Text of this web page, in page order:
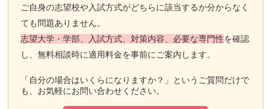
ご自身の志望校や入試方式がどちらに該当するか分からなく
ても問題ありません。
志望大学・学部、入試方式、対策内容、必要な専門性を確認
し、無料相談時に適用料金を事前にご案内します。
「自分の場合はいくらになりますか？」というご質問だけで
も、お気軽にお問い合わせください。